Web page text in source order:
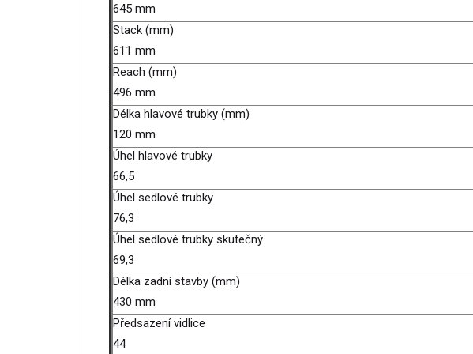
645 mm
Stack (mm)
611 mm
Reach (mm)
496 mm
Délka hlavové trubky (mm)
120 mm
Úhel hlavové trubky
66,5
Úhel sedlové trubky
76,3
Úhel sedlové trubky skutečný
69,3
Délka zadní stavby (mm)
430 mm
Předsazení vidlice
44